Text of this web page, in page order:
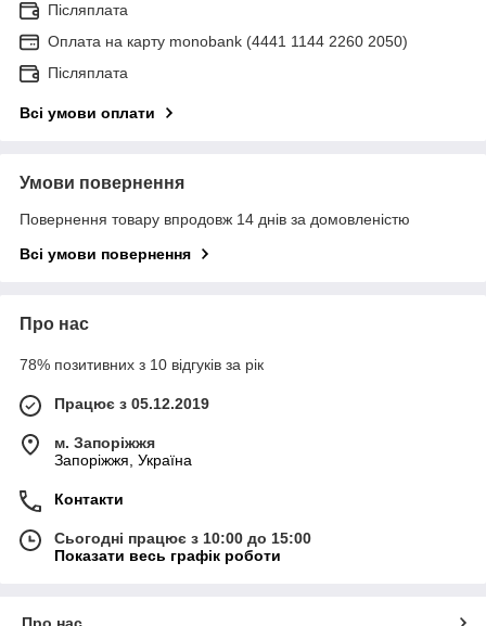
Післяплата
Оплата на карту monobank (4441 1144 2260 2050)
Післяплата
Всі умови оплати
Умови повернення
Повернення товару впродовж 14 днів за домовленістю
Всі умови повернення
Про нас
78% позитивних з 10 відгуків за рік
Працює з 05.12.2019
м. Запоріжжя
Запоріжжя, Україна
Контакти
Сьогодні працює з 10:00 до 15:00
Показати весь графік роботи